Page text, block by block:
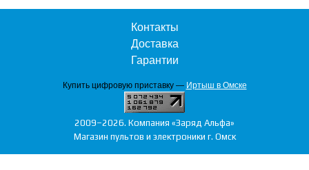
Контакты
Доставка
Гарантии
2009–2026. Компания «Заряд Альфа»
Магазин пультов и электроники г. Омск
Купить цифровую приставку — Иртыш в Омске